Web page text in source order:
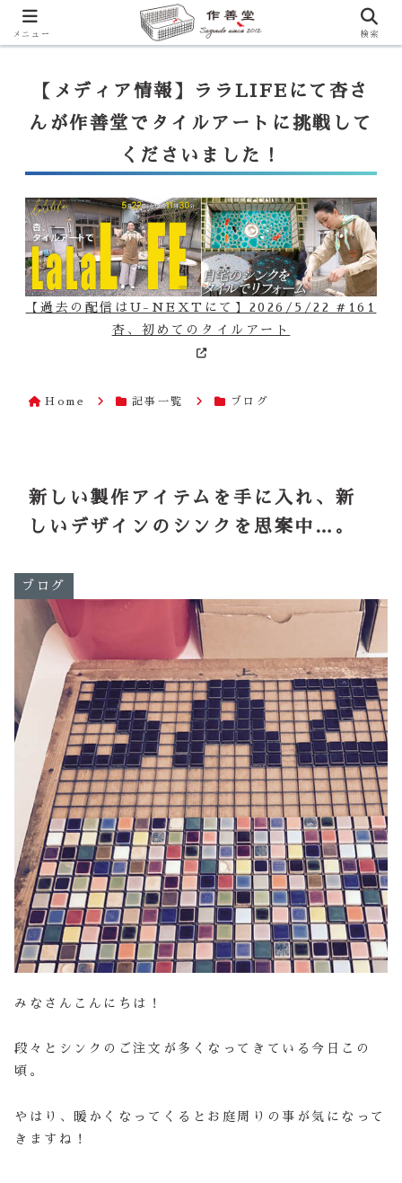
【ララLIFE】特注カウンター付シンク（40万円～）のお問合せはこ
一番下のフォームにご記入ください
【メディア情報】ララLIFEにて杏さ
んが作善堂でタイルアートに挑戦して
くださいました！
【過去の配信はU-NEXTにて】2026/5/22 #161
杏、初めてのタイルアート
Home 記事一覧 ブログ
新しい製作アイテムを手に入れ、新
しいデザインのシンクを思案中…。
ブログ
みなさんこんにちは！
段々とシンクのご注文が多くなってきている今日この
頃。
やはり、暖かくなってくるとお庭周りの事が気になって
きますね！
メニュー 検索